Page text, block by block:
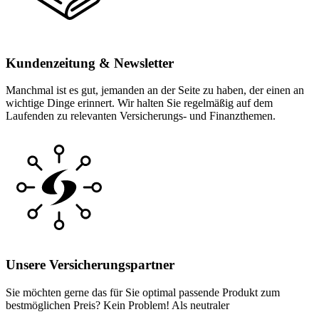
Kundenzeitung & Newsletter
Manchmal ist es gut, jemanden an der Seite zu haben, der einen an
wichtige Dinge erinnert. Wir halten Sie regelmäßig auf dem
Laufenden zu relevanten Versicherungs- und Finanzthemen.
Unsere Versicherungspartner
Sie möchten gerne das für Sie optimal passende Produkt zum
bestmöglichen Preis? Kein Problem! Als neutraler